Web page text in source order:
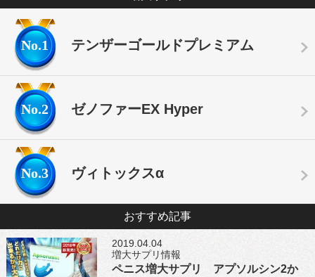
No.1 テンザーゴールドプレミアム
No.2 ゼノファーEX Hyper
No.3 ヴィトックスα
おすすめ記事
2019.04.04
増大サプリ情報
ペニス増大サプリ アプソルシン2か